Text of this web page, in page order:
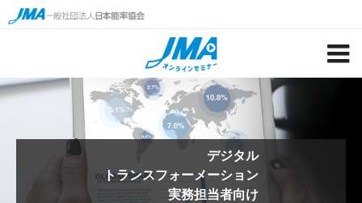
デジタル
トランスフォーメーション
実務担当者向け